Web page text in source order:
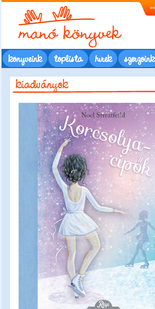
könyveink toplista hírek szerzőink